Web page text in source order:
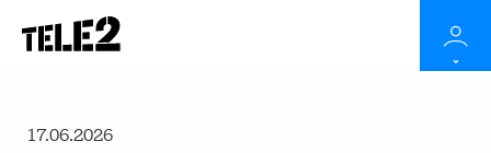
17.06.2026